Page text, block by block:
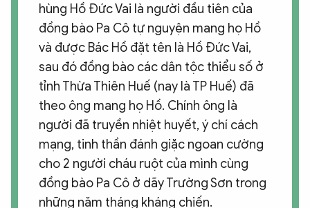
hùng Hồ Đức Vai là người đầu tiên của
đồng bào Pa Cô tự nguyện mang họ Hồ
và được Bác Hồ đặt tên là Hồ Đức Vai,
sau đó đồng bào các dân tộc thiểu số ở
tỉnh Thừa Thiên Huế (nay là TP Huế) đã
theo ông mang họ Hồ. Chính ông là
người đã truyền nhiệt huyết, ý chí cách
mạng, tinh thần đánh giặc ngoan cường
cho 2 người cháu ruột của mình cùng
đồng bào Pa Cô ở dãy Trường Sơn trong
những năm tháng kháng chiến.